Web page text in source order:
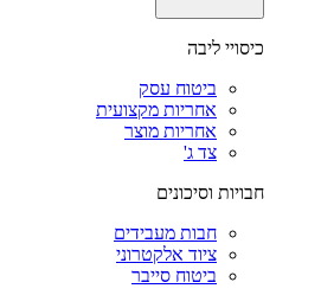
כיסויי ליבה
ביטוח עסק
אחריות מקצועית
אחריות מוצר
צד ג'
חבויות וסיכונים
חבות מעבידים
ציוד אלקטרוני
ביטוח סייבר